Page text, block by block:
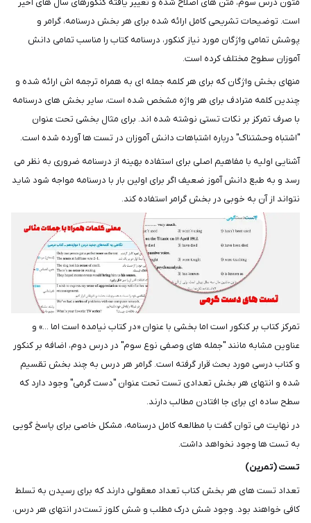
است. توضیحات تشریحی کامل ارائه شده برای هر بخش درسنامه، گرامر و
پوشش تمامی واژگان مورد نیاز کنکور، درسنامه کتاب را مناسب تمامی دانش
آموزان سطوح مختلف کرده است.
منهای بخش واژگان که برای هر کلمه جمله ای به همراه ترجمه اش ارائه شده و
چندین کلمه مترادف برای هر واژه مشخص شده است، سایر بخش های درسنامه
با صرف تمرکز بر نکات تستی نوشته شده اند. برای مثال بخشی تحت عنوان
"اشتباه وحشتناک" درباره اشتباهات دانش آموزان در تست ها آورده شده است.
آشنایی اولیه با مفاهیم اصلی برای استفاده بهینه از درسنامه ضروری به نظر می
رسد و به طبع دانش آموز ضعیف اگر برای اولین بار با درسنامه مواجه شود شاید
نتواند از آن به خوبی در بخش گرامر استفاده کند.
تمرکز کتاب بر کنکور است اما بخشی با عنوان «در کتاب نیامده است اما ...» و
عناوین مشابه مانند "جمله های وصفی نوع سوم" در درس دوم، اضافه بر کنکور
و کتاب درسی مورد بحث قرار گرفته است. گرامر هر درس به چند بخش تقسیم
شده و انتهای هر بخش تعدادی تست تحت عنوان "دست گرمی" وجود دارد که
سطح ساده ای برای جا افتادن مطالب دارند.
در نهایت می توان گفت با مطالعه کامل درسنامه، مشکل خاصی برای پاسخ گویی
به تست ها وجود نخواهد داشت.
تست (تمرین)
تعداد تست های هر بخش کتاب تعداد معقولی دارند که برای رسیدن به تسلط
کافی خواهند بود. وجود شش درک مطلب و شش کلوز تست در انتهای هر درس،